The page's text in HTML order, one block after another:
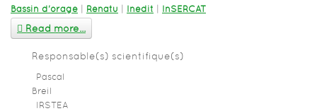
Bassin d'orage Renatu Inedit InSERCAT
Read more...
Responsable(s) scientifique(s)
Pascal
Breil
IRSTEA